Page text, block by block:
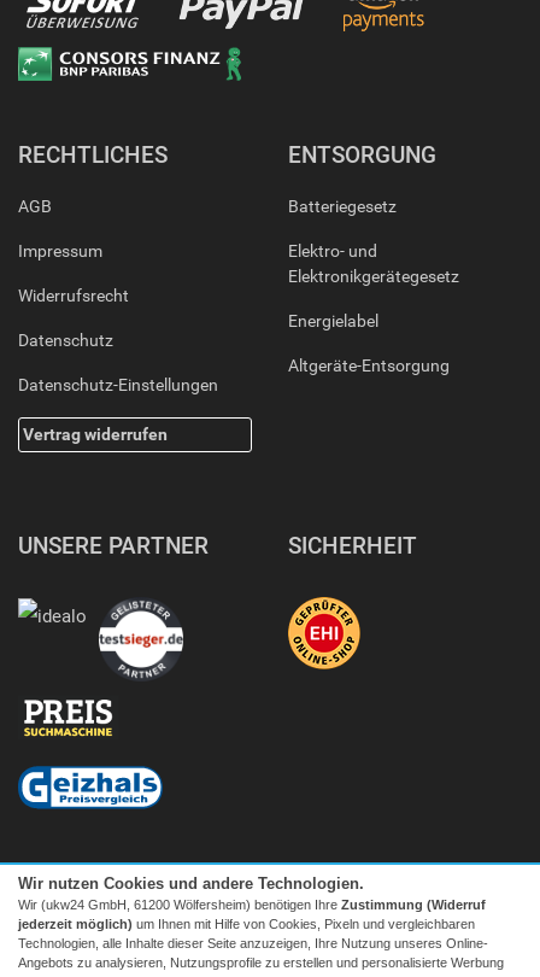
RECHTLICHES
AGB
Impressum
Widerrufsrecht
Datenschutz
Datenschutz-Einstellungen
Vertrag widerrufen
ENTSORGUNG
Batteriegesetz
Elektro- und
Elektronikgerätegesetz
Energielabel
Altgeräte-Entsorgung
UNSERE PARTNER SICHERHEIT
Wir nutzen Cookies und andere Technologien.
Wir (ukw24 GmbH, 61200 Wölfersheim) benötigen Ihre Zustimmung (Widerruf
jederzeit möglich) um Ihnen mit Hilfe von Cookies, Pixeln und vergleichbaren
Technologien, alle Inhalte dieser Seite anzuzeigen, Ihre Nutzung unseres Online-
Angebots zu analysieren, Nutzungsprofile zu erstellen und personalisierte Werbung